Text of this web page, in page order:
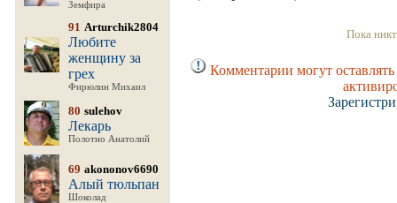
Земфира
91 Arturchik2804
Любите
женщину за
грех
Фирюлин Михаил
80 sulehov
Лекарь
Полотно Анатолий
69 akononov6690
Алый тюльпан
Шоколад
Пока
Комментарии могут